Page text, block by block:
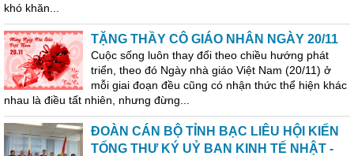
khó khăn...
TẶNG THẦY CÔ GIÁO NHÂN NGÀY 20/11
Cuộc sống luôn thay đổi theo chiều hướng phát
triển, theo đó Ngày nhà giáo Việt Nam (20/11) ở
mỗi giai đoạn đều cũng có nhận thức thể hiện khác
nhau là điều tất nhiên, nhưng đừng...
ĐOÀN CÁN BỘ TỈNH BẠC LIÊU HỘI KIẾN
TỔNG THƯ KÝ UỶ BAN KINH TẾ NHẬT -